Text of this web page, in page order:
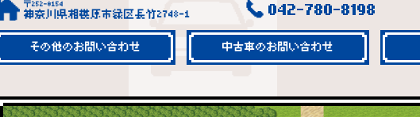
〒252-0154
神奈川県相模原市緑区長竹2748-1 042-780-8198
その他のお問い合わせ 中古車のお問い合わせ